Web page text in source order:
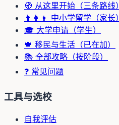
🧭 从这里开始（三条路线）
👨‍👩‍👧 中小学留学（家长）
🎓 大学申请（学生）
🍁 移民与生活（已在加）
📚 全部攻略（按阶段）
❓ 常见问题
工具与选校
自我评估